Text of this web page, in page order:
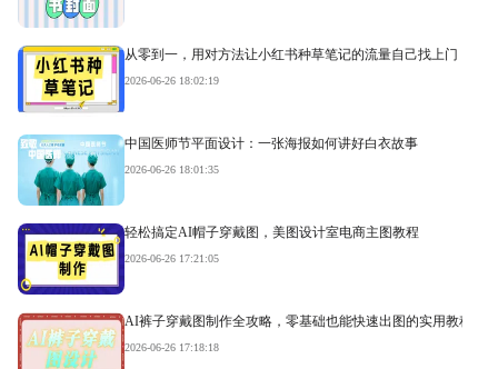
从零到一，用对方法让小红书种草笔记的流量自己找上门
2026-06-26 18:02:19
中国医师节平面设计：一张海报如何讲好白衣故事
2026-06-26 18:01:35
轻松搞定AI帽子穿戴图，美图设计室电商主图教程
2026-06-26 17:21:05
AI裤子穿戴图制作全攻略，零基础也能快速出图的实用教程
2026-06-26 17:18:18